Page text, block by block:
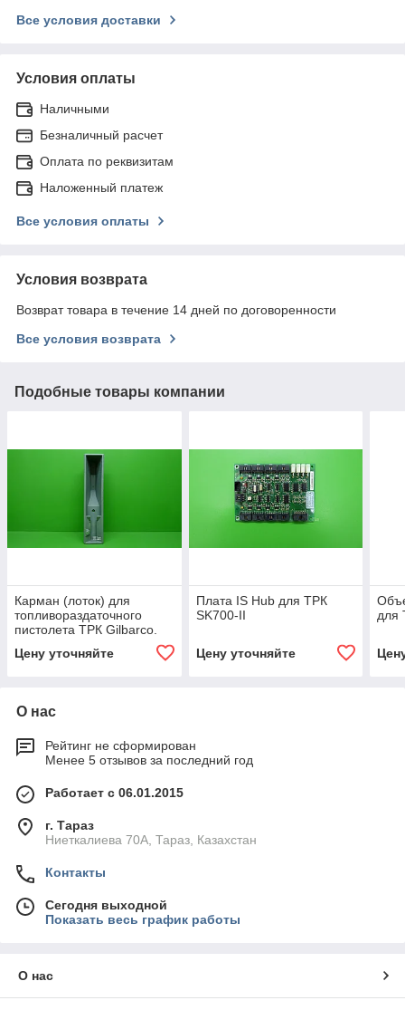
Все условия доставки
Условия оплаты
Наличными
Безналичный расчет
Оплата по реквизитам
Наложенный платеж
Все условия оплаты
Условия возврата
Возврат товара в течение 14 дней по договоренности
Все условия возврата
Подобные товары компании
Карман (лоток) для
топливораздаточного
пистолета ТРК Gilbarco.
Цену уточняйте
Плата IS Hub для ТРК
SK700-II
Цену уточняйте
для
О нас
Рейтинг не сформирован
Менее 5 отзывов за последний год
Работает с 06.01.2015
г. Тараз
Ниеткалиева 70А, Тараз, Казахстан
Контакты
Сегодня выходной
Показать весь график работы
О нас